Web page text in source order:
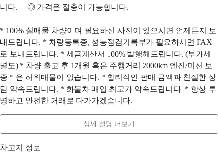
니다. ◎ 가격은 절충이 가능합니다.
* 100% 실매물 차량이며 필요하신 사진이 있으시면 언제든지 보
내드립니다. * 차량등록증, 성능점검기록부가 필요하시면 FAX
로 보내드립니다. * 세금계산서 100% 발행해드립니다. (부가세
별도) * 차량 출고 후 1개월 혹은 주행거리 2000km 엔진/미션 보
증 * 은 허위매물이 없습니다. * 합리적인 판매 금액과 친절한 상
담 약속드립니다. * 화물차 매입 최고가 약속드립니다. * 항상 투
명하고 안전한 거래로 다가가겠습니다.
상세 설명 더보기
차고지 정보